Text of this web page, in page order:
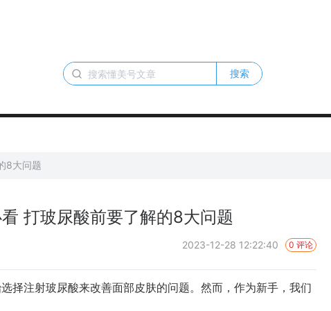
搜索
8大问题
打玻尿酸前要了解的8大问题
2023-12-28 12:22:40 0 评论
注射玻尿酸来改善面部皮肤的问题。然而，作为新手，我们